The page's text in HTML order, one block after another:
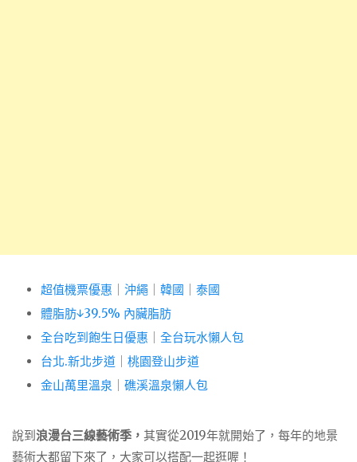
超值機票優惠 沖繩 韓國
泰國
體脂肪↓39.5% 內臟脂肪
全台吃到飽生日優惠
全台玩水懶人包
台北.新北步道
桃園登山步道
金山萬里溫泉
礁溪溫泉懶人包
說到 浪漫台三線藝術季， 其實從2019年就開始了，每年的地景
藝術大都留下來了，大家可以搭配一起逛喔！